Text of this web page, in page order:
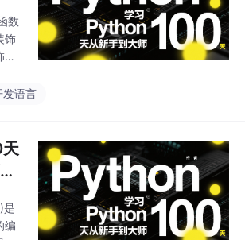
。
代
际
数
饰
的
执
归
了
发语言
是
编